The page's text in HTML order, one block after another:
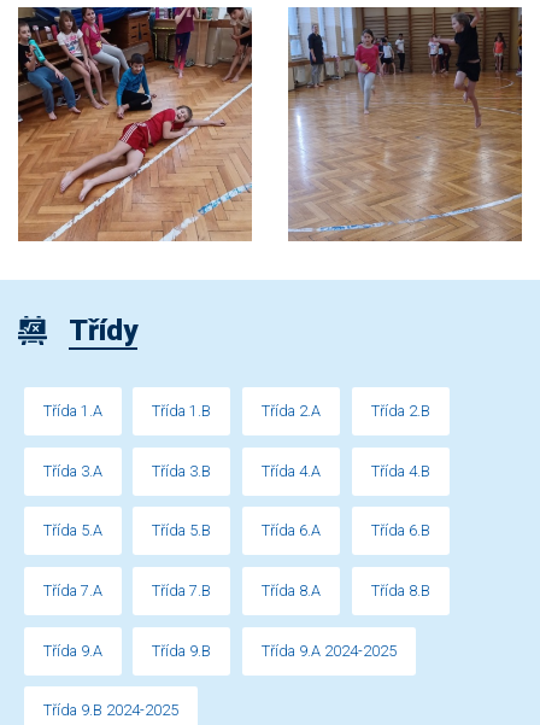
Třídy
Třída 1.A Třída 1.B Třída 2.A Třída 2.B
Třída 3.A Třída 3.B Třída 4.A Třída 4.B
Třída 5.A Třída 5.B Třída 6.A Třída 6.B
Třída 7.A Třída 7.B Třída 8.A Třída 8.B
Třída 9.A Třída 9.B Třída 9.A 2024-2025
Třída 9.B 2024-2025